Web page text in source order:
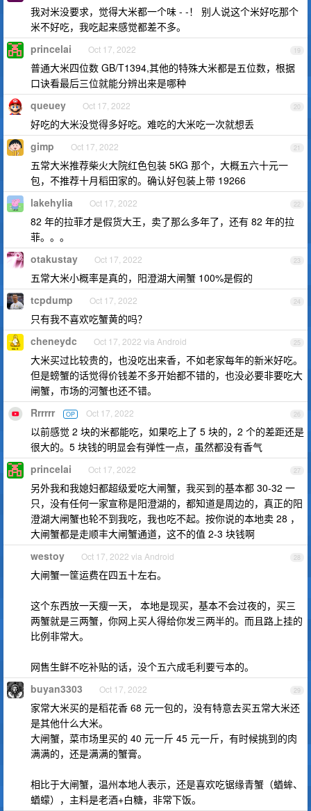
我对米没要求，觉得大米都一个味 - -！ 别人说这个米好吃那个
米不好吃，我吃起来感觉都差不多。
19
princelai Oct 17, 2022
普通大米四位数 GB/T1394,其他的特殊大米都是五位数，根据
口诀看最后三位就能分辨出来是哪种
20
queuey Oct 17, 2022
好吃的大米没觉得多好吃。难吃的大米吃一次就想丢
21
gimp Oct 17, 2022
五常大米推荐柴火大院红色包装 5KG 那个，大概五六十元一
包，不推荐十月稻田家的。确认好包装上带 19266
22
lakehylia Oct 17, 2022
82 年的拉菲才是假货大王，卖了那么多年了，还有 82 年的拉
菲。。。
23
otakustay Oct 17, 2022
五常大米小概率是真的，阳澄湖大闸蟹 100%是假的
24
tcpdump Oct 17, 2022
只有我不喜欢吃蟹黄的吗？
25
cheneydc Oct 17, 2022 via Android
大米买过比较贵的，也没吃出来香，不如老家每年的新米好吃。
但是螃蟹的话觉得价钱差不多开始都不错的，也没必要非要吃大
闸蟹，市场的河蟹也还不错。
26
Rrrrrr OP Oct 17, 2022
以前感觉 2 块的米都能吃，如果吃上了 5 块的，2 个的差距还是
很大的。5 块钱的明显会有弹性一点，虽然都没有香气
27
princelai Oct 17, 2022
另外我和我媳妇都超级爱吃大闸蟹，我买到的基本都 30-32 一
只，没有任何一家宣称是阳澄湖的，都知道是周边的，真正的阳
澄湖大闸蟹也轮不到我吃，我也吃不起。按你说的本地卖 28 ，
大闸蟹都是走顺丰大闸蟹通道，这不的值 2-3 块钱啊
28
westoy Oct 17, 2022 via Android
大闸蟹一筐运费在四五十左右。
这个东西放一天瘦一天， 本地是现买，基本不会过夜的，买三
两蟹就是三两蟹，你网上买人得给你发三两半的。而且路上挂的
比例非常大。
网售生鲜不吃补贴的话，没个五六成毛利要亏本的。
29
buyan3303 Oct 17, 2022
家常大米买的是稻花香 68 元一包的，没有特意去买五常大米还
是其他什么大米。
大闸蟹，菜市场里买的 40 元一斤 45 元一斤，有时候挑到的肉
满满的，还是满满的蟹膏。
相比于大闸蟹，温州本地人表示，还是喜欢吃锯缘青蟹（蝤蛑、
蝤蠓），主料是老酒+白糖，非常下饭。